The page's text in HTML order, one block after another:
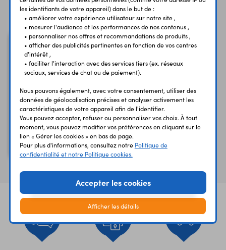
Vous avez déja consulté
2W10G
2A/700V - fils
les identifiants de votre appareil) dans le but de :
• améliorer votre expérience utilisateur sur notre site ,
• mesurer l'audience et les performances de nos contenus ,
• personnaliser nos offres et recommandations de produits ,
• afficher des publicités pertinentes en fonction de vos centres
d'intérêt ,
• faciliter l'interaction avec des services tiers (ex. réseaux
sociaux, services de chat ou de paiement).
Nous pouvons également, avec votre consentement, utiliser des
données de géolocalisation précises et analyser activement les
caractéristiques de votre appareil afin de l'identifier.
Vous pouvez accepter, refuser ou personnaliser vos choix. À tout
moment, vous pouvez modifier vos préférences en cliquant sur le
lien « Gérer les cookies » en bas de page.
Pour plus d'informations, consultez notre Politique de
confidentialité et notre Politique cookies.
Accepter les cookies
Afficher les détails